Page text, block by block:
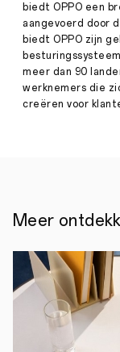
biedt OPPO een
aangevoerd door
biedt OPPO zijn
meer dan 90
werknemers die
creëren voor
Meer